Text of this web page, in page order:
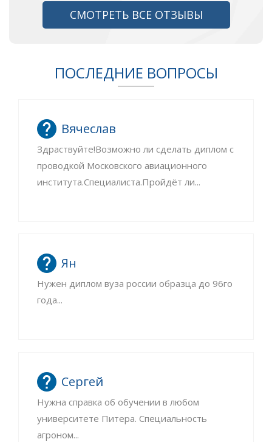
СМОТРЕТЬ ВСЕ ОТЗЫВЫ
ПОСЛЕДНИЕ ВОПРОСЫ
Вячеслав
Здраствуйте!Возможно ли сделать диплом с
проводкой Московского авиационного
института.Специалиста.Пройдёт ли...
Ян
Нужен диплом вуза россии образца до 96го
года...
Сергей
Нужна справка об обучении в любом
университете Питера. Специальность
агроном...